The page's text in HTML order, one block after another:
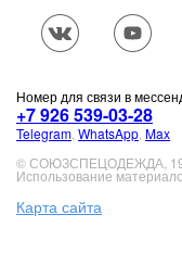
Номер для связи в
+7 926 539-03-28
Telegram WhatsApp Max
© СОЮЗСПЕЦОДЕЖДА,
Использование
Карта сайта